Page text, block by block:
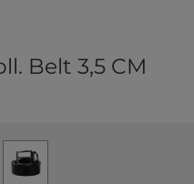
Belt 3,5 CM